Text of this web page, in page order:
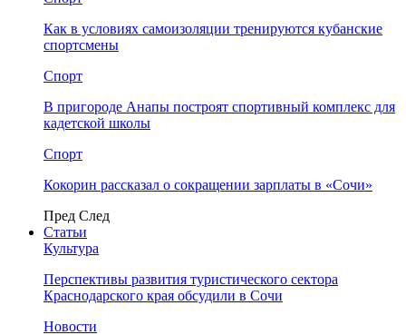
Как в условиях самоизоляции тренируются кубанские
спортсмены
Спорт
В пригороде Анапы построят спортивный комплекс для
кадетской школы
Спорт
Кокорин рассказал о сокращении зарплаты в «Сочи»
Пред След
Статьи
Культура
Перспективы развития туристического сектора
Краснодарского края обсудили в Сочи
Новости